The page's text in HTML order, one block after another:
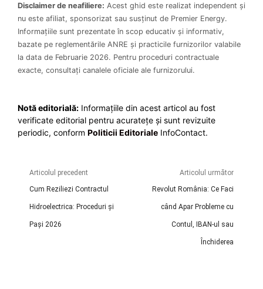
Disclaimer de neafiliere: Acest ghid este realizat independent și
nu este afiliat, sponsorizat sau susținut de Premier Energy.
Informațiile sunt prezentate în scop educativ și informativ,
bazate pe reglementările ANRE și practicile furnizorilor valabile
la data de Februarie 2026. Pentru proceduri contractuale
exacte, consultați canalele oficiale ale furnizorului.
Notă editorială: Informațiile din acest articol au fost
verificate editorial pentru acuratețe și sunt revizuite
periodic, conform Politicii Editoriale InfoContact.
Articolul precedent
Cum Reziliezi Contractul
Hidroelectrica: Proceduri și
Pași 2026
Articolul următor
Revolut România: Ce Faci
când Apar Probleme cu
Contul, IBAN-ul sau
Închiderea